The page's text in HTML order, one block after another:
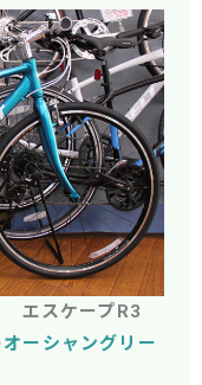
エスケープR3
オーシャングリー